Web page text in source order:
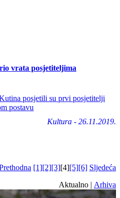
vrata posjetiteljima
posjetili su prvi posjetitelji
postavu
Kultura - 26.11.2019.
[1][2][3][4][5][6] Sljedeća
Aktualno | Arhiva